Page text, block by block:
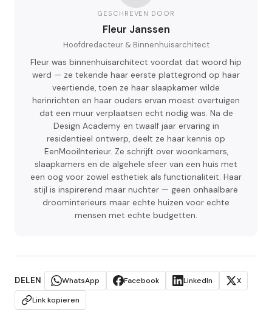
GESCHREVEN DOOR
Fleur Janssen
Hoofdredacteur & Binnenhuisarchitect
Fleur was binnenhuisarchitect voordat dat woord hip
werd — ze tekende haar eerste plattegrond op haar
veertiende, toen ze haar slaapkamer wilde
herinrichten en haar ouders ervan moest overtuigen
dat een muur verplaatsen echt nodig was. Na de
Design Academy en twaalf jaar ervaring in
residentieel ontwerp, deelt ze haar kennis op
EenMooiInterieur. Ze schrijft over woonkamers,
slaapkamers en de algehele sfeer van een huis met
een oog voor zowel esthetiek als functionaliteit. Haar
stijl is inspirerend maar nuchter — geen onhaalbare
droominterieurs maar echte huizen voor echte
mensen met echte budgetten.
DELEN WhatsApp Facebook LinkedIn
X
Link kopieren